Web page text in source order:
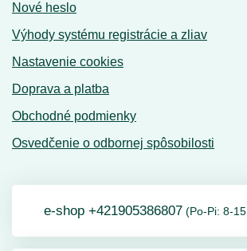
Nové heslo
Výhody systému registrácie a zliav
Nastavenie cookies
Doprava a platba
Obchodné podmienky
Osvedčenie o odbornej spôsobilosti
e-shop +421905386807 (Po-Pi: 8-